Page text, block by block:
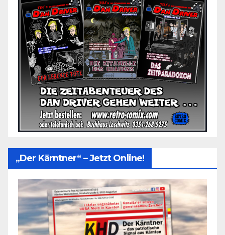
„Der Kärntner“ – Jetzt Online!